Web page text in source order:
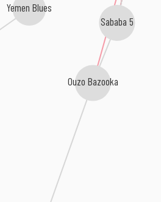
Sababa 5
Yemen Blues
Ouzo Bazooka